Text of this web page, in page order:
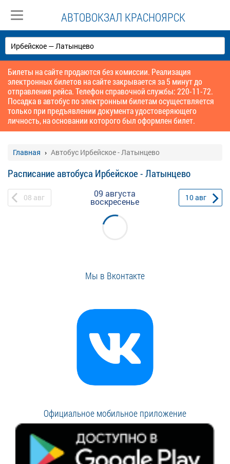
АВТОВОКЗАЛ КРАСНОЯРСК
Билеты на сайте продаются без комиссии. Реализация
электронных билетов на сайте закрывается за 5 минут до
отправления рейса. Телефон справочной службы: 220-11-72.
Посадка в автобус по электронным билетам осуществляется
только при предъявлении документа удостоверяющего
личность, на основании которого был оформлен билет.
Главная Автобус Ирбейское - Латынцево
Расписание автобуса Ирбейское - Латынцево
08 авг 09 августа
воскресенье 10авг
Мы в Вконтакте
Официальное мобильное приложение